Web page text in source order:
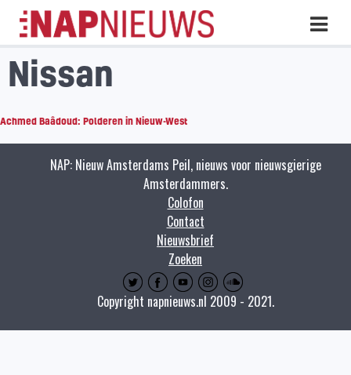
Skip
naar
inhoud
Nissan
Achmed Baâdoud: Polderen in Nieuw-West
NAP: Nieuw Amsterdams Peil, nieuws voor nieuwsgierige
Amsterdammers.
Colofon
Contact
Nieuwsbrief
Zoeken
Copyright napnieuws.nl 2009 - 2021.